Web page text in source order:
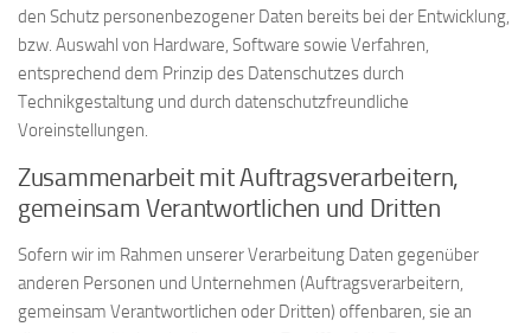
den Schutz personenbezogener Daten bereits bei der Entwicklung,
bzw. Auswahl von Hardware, Software sowie Verfahren,
entsprechend dem Prinzip des Datenschutzes durch
Technikgestaltung und durch datenschutzfreundliche
Voreinstellungen.
Zusammenarbeit mit Auftragsverarbeitern,
gemeinsam Verantwortlichen und Dritten
Sofern wir im Rahmen unserer Verarbeitung Daten gegenüber
anderen Personen und Unternehmen (Auftragsverarbeitern,
gemeinsam Verantwortlichen oder Dritten) offenbaren, sie an